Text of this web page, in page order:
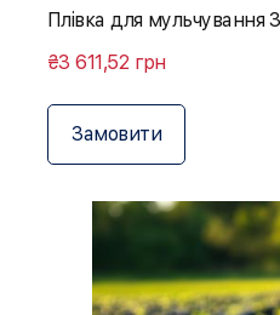
Плівка для
₴3 611,52 грн
Замовити